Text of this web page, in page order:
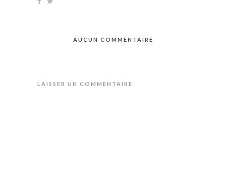
AUCUN COMMENTAIRE
LAISSER UN COMMENTAIRE